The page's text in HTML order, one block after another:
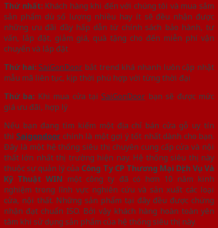
Thứ nhất:Khách hàng khi đến với chúng tôi và mua sắm
sản phẩm dù số lượng nhiều hay ít sẽ đều nhận được
những ưu đãi đầy hấp dẫn từ chính sách bảo hành, tư
vấn, lắp đặt, giảm giá, quà tặng cho đến miễn phí vận
chuyển và lắp đặt
Thứ hai:SaiGonDoor bắt trend khá nhanh luôn cập nhật
mẫu mã liên tục, kịp thời phù hợp với từng thời đại
Thứ ba: Khi mua cửa tạiSaiGonDoor bạn sẽ được mức
giá ưu đãi, hợp lý
Nếu bạn đang tìm kiếm một địa chỉ bán cửa gỗ uy tín
thì Saigondoor chính là một gợi ý tốt nhất dành cho bạn.
Đây là một hệ thống siêu thị chuyên cung cấp cửa và nội
thất lớn nhất thị trường hiện nay. Hệ thống siêu thị này
thuộc sự quản lý của Công Ty CP Thương Mại Dịch Vụ Và
Kỹ Thuật WIN một công ty đã có hơn 10 năm kinh
nghiệm trong lĩnh vực nghiên cứu và sản xuất các loại
cửa, nội thất. Những sản phẩm tại đây đều được chứng
nhận đạt chuẩn ISO. Bởi vậy khách hàng hoàn toàn yên
tâm khi sử dụng sản phẩm của hệ thống siêu thị này.